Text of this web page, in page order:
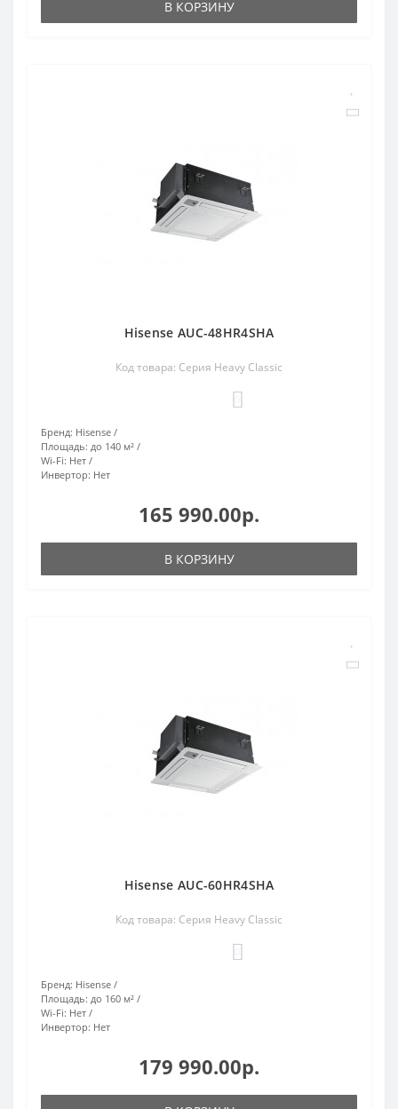
В КОРЗИНУ
Hisense AUC-48HR4SHA
Код товара: Серия Heavy Classic
Бренд: Hisense
Площадь: до 140 м²
Wi-Fi: Нет
Инвертор: Нет
165 990.00р.
В КОРЗИНУ
Hisense AUC-60HR4SHA
Код товара: Серия Heavy Classic
Бренд: Hisense
Площадь: до 160 м²
Wi-Fi: Нет
Инвертор: Нет
179 990.00р.